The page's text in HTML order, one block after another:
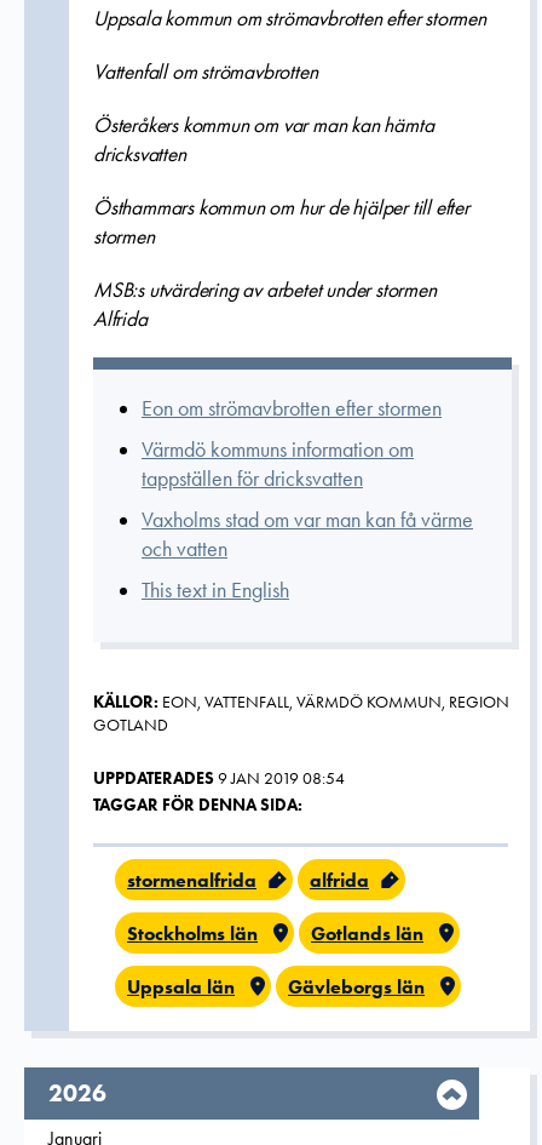
Uppsala kommun om strömavbrotten efter stormen
Vattenfall om strömavbrotten
Österåkers kommun om var man kan hämta
dricksvatten
Östhammars kommun om hur de hjälper till efter
stormen
MSB:s utvärdering av arbetet under stormen
Alfrida
Eon om strömavbrotten efter stormen
Värmdö kommuns information om
tappställen för dricksvatten
Vaxholms stad om var man kan få värme
och vatten
This text in English
KÄLLOR: EON, VATTENFALL, VÄRMDÖ KOMMUN, REGION
GOTLAND
UPPDATERADES9 JAN 2019 08:54
TAGGAR FÖR DENNA SIDA:
stormenalfrida alfrida
Stockholms län Gotlands län
Uppsala län Gävleborgs län
År,
2026
Filtrera på
Januari